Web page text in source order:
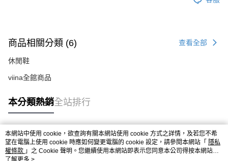
商品相關分類 (6) 查看全部
休閒鞋
viina全館商品
本分類熱銷全站排行
熱門標籤
本網站中使用 cookie，欲查詢有關本網站使用 cookie 方式之詳情，及若您不希
望在電腦上使用 cookie 時應如何變更電腦的 cookie 設定，請參閱本網站「 隱私
權條款 」之 Cookie 聲明。您繼續使用本網站即表示您同意本公司得按本網站使
用條款之 Cookie 聲明使用 cookie。
了解更多 >